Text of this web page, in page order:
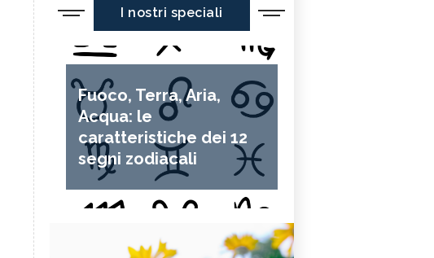
I nostri speciali
Fuoco, Terra, Aria,
Acqua: le
caratteristiche dei 12
segni zodiacali